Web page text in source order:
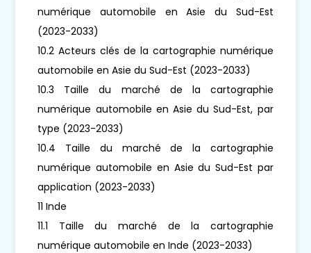
numérique automobile en Asie du Sud-Est
(2023-2033)
10.2 Acteurs clés de la cartographie numérique
automobile en Asie du Sud-Est (2023-2033)
10.3 Taille du marché de la cartographie
numérique automobile en Asie du Sud-Est, par
type (2023-2033)
10.4 Taille du marché de la cartographie
numérique automobile en Asie du Sud-Est par
application (2023-2033)
11 Inde
11.1 Taille du marché de la cartographie
numérique automobile en Inde (2023-2033)